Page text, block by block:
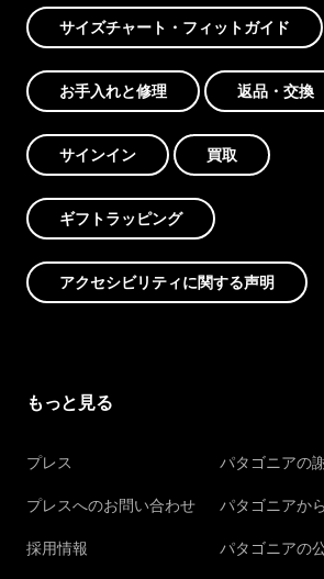
サイズチャート・フィットガイド
お手入れと修理 返品・交換
サインイン 買取
ギフトラッピング
アクセシビリティに関する声明
もっと見る
プレス
プレスへのお問い合わせ
採用情報
パタゴニアの
パタゴニアか
パタゴニアの